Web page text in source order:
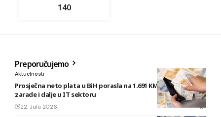
140
Preporučujemo
Aktuelnosti
Prosječna neto plata u BiH porasla na 1.691 KM, najveće
zarade i dalje u IT sektoru
22. Jula 2026.